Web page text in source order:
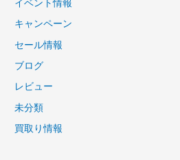
イベント情報
キャンペーン
セール情報
ブログ
レビュー
未分類
買取り情報